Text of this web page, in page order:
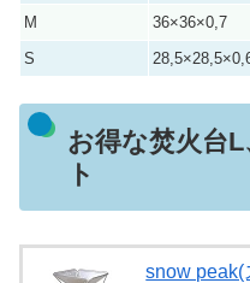
M
36×36×0,7
S
お得な焚火台
ト
snow peak(